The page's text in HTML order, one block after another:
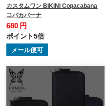
カスタムワン BIKINI Copacabana
コパカバーナ
680 円
ポイント5倍
メール便可